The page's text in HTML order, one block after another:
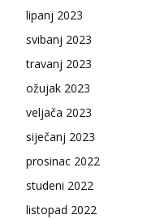
lipanj 2023
svibanj 2023
travanj 2023
ožujak 2023
veljača 2023
siječanj 2023
prosinac 2022
studeni 2022
listopad 2022